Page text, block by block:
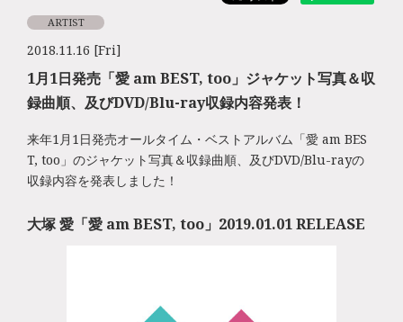
2018.11.16 [Fri]
ARTIST
1月1日発売「愛 am BEST, too」ジャケット写真＆収
録曲順、及びDVD/Blu-ray収録内容発表！
来年1月1日発売オールタイム・ベストアルバム「愛 am BES
T, too」のジャケット写真＆収録曲順、及びDVD/Blu-rayの
収録内容を発表しました！
大塚 愛「愛 am BEST, too」2019.01.01 RELEASE